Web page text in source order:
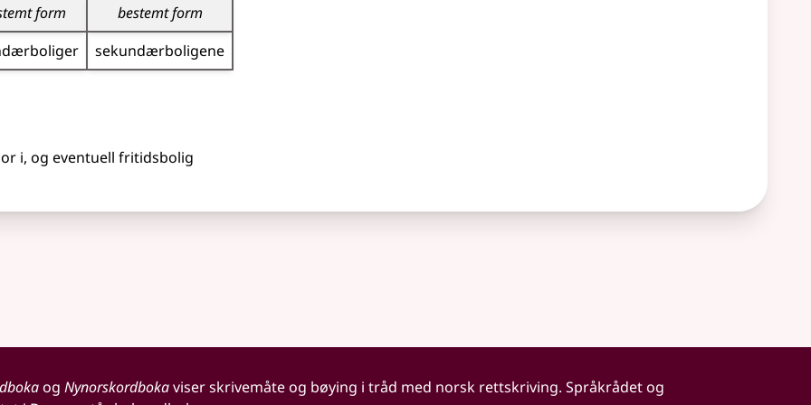
form
bestemt form
sekundær­boligene
i, og eventuell fritidsbolig
og Nynorskordbokaviser skrivemåte og bøying i tråd med norsk rettskriving. Språkrådet og